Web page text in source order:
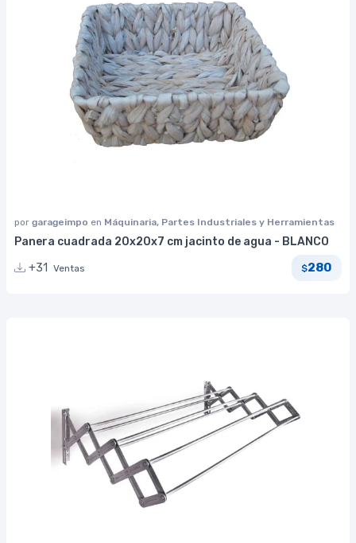
por garageimpo en Máquinaria, Partes Industriales y Herramientas
Panera cuadrada 20x20x7 cm jacinto de agua - BLANCO
+31
Ventas $280